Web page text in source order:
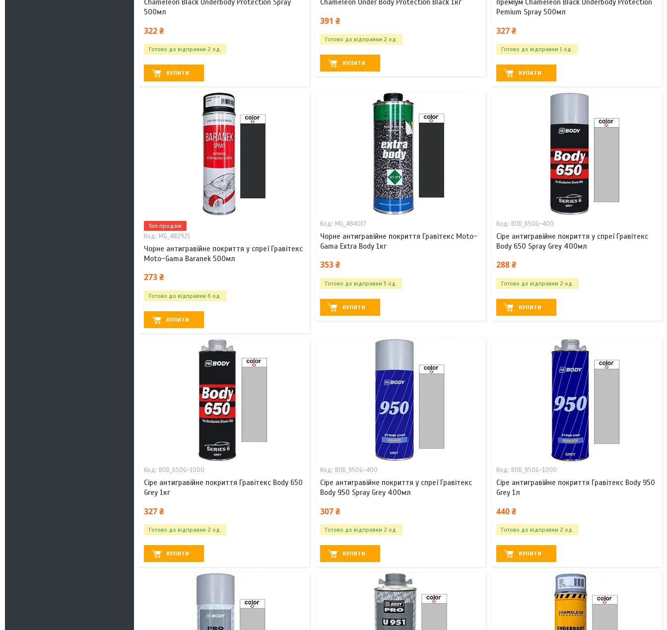
Chameleon Black Underbody Protection Spray
500мл
322 ₴
Готово до відправки 2 од.
КУПИТИ
Chameleon Under Body Protection Black 1кг
391 ₴
Готово до відправки 2 од.
КУПИТИ
преміум Chameleon Black Underbody Protection
Pemium Spray 500мл
327 ₴
Готово до відправки 1 од.
КУПИТИ
Топ продаж
MG_482921
Чорне антигравійне покриття у спреї Гравітекс
Moto-Gama Baranek 500мл
273 ₴
Готово до відправки 6 од.
КУПИТИ
MG_484017
Чорне антигравійне покриття Гравітекс Moto-
Gama Extra Body 1кг
353 ₴
Готово до відправки 3 од.
КУПИТИ
BOD_650G-400
Сіре антигравійне покриття у спреї Гравітекс
Body 650 Spray Grey 400мл
288 ₴
Готово до відправки 2 од.
КУПИТИ
BOD_650G-1000
Сіре антигравійне покриття Гравітекс Body 650
Grey 1кг
327 ₴
Готово до відправки 2 од.
КУПИТИ
BOD_950G-400
Сіре антигравійне покриття у спреї Гравітекс
Body 950 Spray Grey 400мл
307 ₴
Готово до відправки 2 од.
КУПИТИ
BOD_950G-1000
Сіре антигравійне покриття Гравітекс Body 950
Grey 1л
440 ₴
Готово до відправки 2 од.
КУПИТИ